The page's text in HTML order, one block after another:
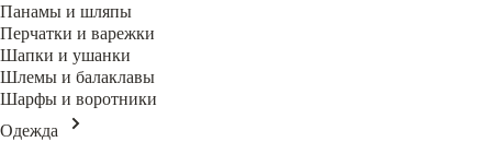
Панамы и шляпы
Перчатки и варежки
Шапки и ушанки
Шлемы и балаклавы
Шарфы и воротники
Одежда